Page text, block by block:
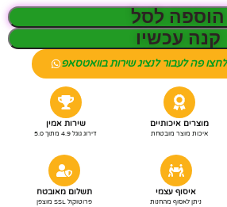
הוספה לסל
קנה עכשיו
פה לעבור לנציג שירות בוואטסאפ
מוצרים איכותיים
איכות מוצר מובטחת
שירות אמין
דירוג גוגל 4.9 מתוך 5.0
איסוף עצמי
ניתן לאסוף מהחנות
תשלום מאובטח
פרוטוקול SSL מוצפן